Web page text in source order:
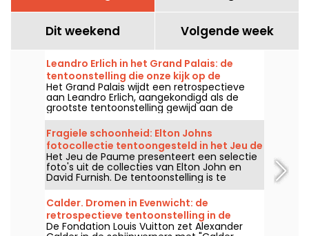
Dit weekend Volgende week
Leandro Erlich in het Grand Palais: de
tentoonstelling die onze kijk op de
werkelijkheid transformeert - onze foto's
Het Grand Palais wijdt een retrospectieve
aan Leandro Erlich, aangekondigd als de
grootste tentoonstelling gewijd aan de
kunstenaar in Europa! Afspraak van 2 juni tot
6 september 2026 om het unieke universum
van Leandro Erlich te ontdekken, bekend om
zijn installaties die onze referentiepunten en
onze perceptie in de openbare ruimte
vertroebelen.
Fragiele schoonheid: Elton Johns
fotocollectie tentoongesteld in het Jeu de
Paume - onze foto's
Het Jeu de Paume presenteert een selectie
foto's uit de collecties van Elton John en
David Furnish. De tentoonstelling is te
bewonderen van 12 juni tot 27 september
2026.
Calder. Dromen in Evenwicht: de
retrospectieve tentoonstelling in de
Fondation Louis Vuitton - recensie &
De Fondation Louis Vuitton zet Alexander